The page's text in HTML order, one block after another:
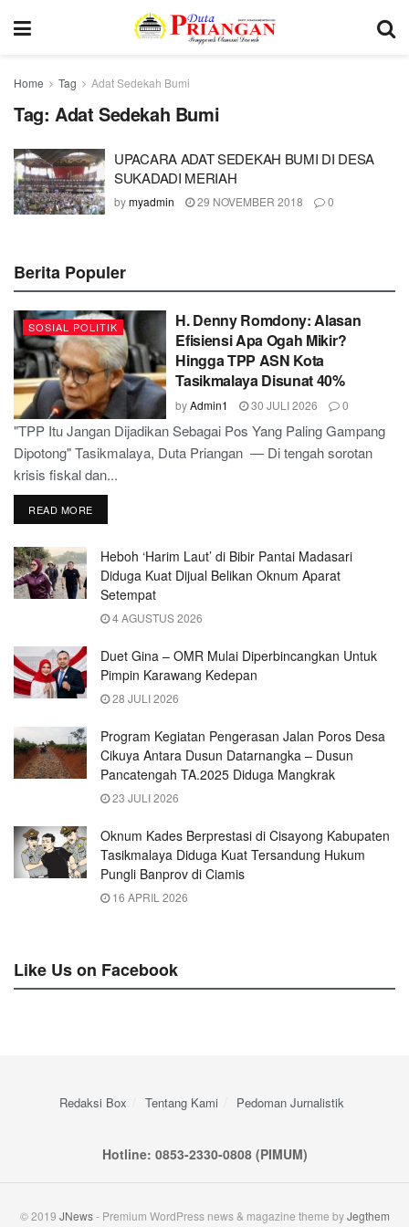
Home Tag Adat Sedekah Bumi
Tag: Adat Sedekah Bumi
UPACARA ADAT SEDEKAH BUMI DI DESA
SUKADADI MERIAH
bymyadmin 29 NOVEMBER 2018 0
Berita Populer
SOSIAL POLITIK
H. Denny Romdony: Alasan
Efisiensi Apa Ogah Mikir?
Hingga TPP ASN Kota
Tasikmalaya Disunat 40%
byAdmin1 30 JULI 2026 0
"TPP Itu Jangan Dijadikan Sebagai Pos Yang Paling Gampang
Dipotong" Tasikmalaya, Duta Priangan — Di tengah sorotan
krisis fiskal dan...
READ MORE
Heboh ‘Harim Laut’ di Bibir Pantai Madasari
Diduga Kuat Dijual Belikan Oknum Aparat
Setempat
4 AGUSTUS 2026
Duet Gina – OMR Mulai Diperbincangkan Untuk
Pimpin Karawang Kedepan
28 JULI 2026
Program Kegiatan Pengerasan Jalan Poros Desa
Cikuya Antara Dusun Datarnangka – Dusun
Pancatengah TA.2025 Diduga Mangkrak
23 JULI 2026
Oknum Kades Berprestasi di Cisayong Kabupaten
Tasikmalaya Diduga Kuat Tersandung Hukum
Pungli Banprov di Ciamis
16 APRIL 2026
Like Us on Facebook
Redaksi Box Tentang Kami Pedoman Jurnalistik
Hotline: 0853-2330-0808 (PIMUM)
© 2019 JNews- Premium WordPress news & magazine theme byJegthem